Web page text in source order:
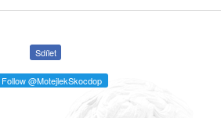
Sdílet
Follow @MotejlekSkocdop